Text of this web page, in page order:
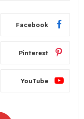
Facebook
Pinterest
YouTube